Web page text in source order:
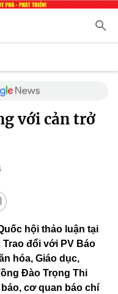
với cản trở
hội thảo luận tại
đổi với PV Báo
hóa, Giáo dục,
Đào Trọng Thi
cơ quan báo chí